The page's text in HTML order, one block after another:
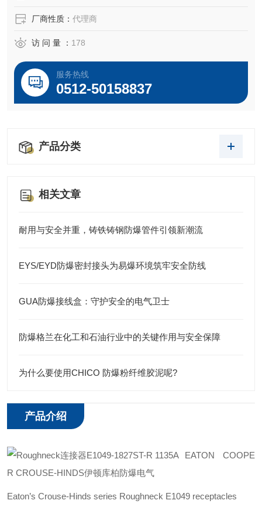
厂商性质： 代理商
访 问 量 ： 178
服务热线
0512-50158837
产品分类
相关文章
耐用与安全并重，铸铁铸钢防爆管件引领新潮流
EYS/EYD防爆密封接头为易爆环境筑牢安全防线
GUA防爆接线盒：守护安全的电气卫士
防爆格兰在化工和石油行业中的关键作用与安全保障
为什么要使用CHICO 防爆粉纤维胶泥呢?
产品介绍
EATON COOPE
R CROUSE-HINDS伊顿库柏防爆电气
Eaton’s Crouse-Hinds series Roughneck E1049 receptacles